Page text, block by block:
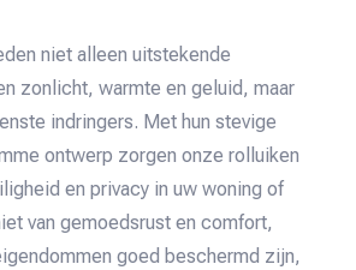
niet alleen uitstekende
zonlicht, warmte en geluid, maar
indringers. Met hun stevige
ontwerp zorgen onze rolluiken
en privacy in uw woning of
van gemoedsrust en comfort,
goed beschermd zijn,